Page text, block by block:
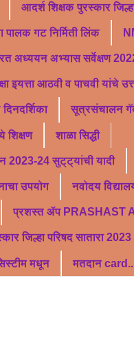
आदर्श शिक्षक पुरस्कार
पालक गट निर्मिती लिंक
अध्ययन अभ्यास सर्वेक्षण
इयत्ता आठवी व पाचवी यांचे
दिनदर्शिका सूत्रसंचालन
शिक्षण शाळा सिद्धी
2023-24 सुट्ट्यांची यादी
उपयोग नवोदय
प्रशस्त ॲप PRASHAST
जिल्हा परिषद सातारा 2023
मधून मतदान